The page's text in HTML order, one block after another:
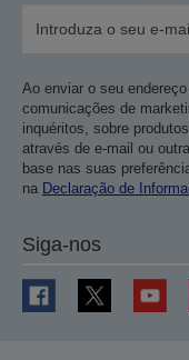
Ao enviar o seu
comunicações de
inquéritos, sobre
através de e-mail ou
base nas suas
na Declaração de
Siga-nos